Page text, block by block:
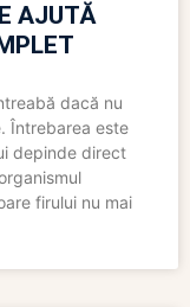
AJUTĂ
dacă nu
Întrebarea este
depinde direct
firului nu mai